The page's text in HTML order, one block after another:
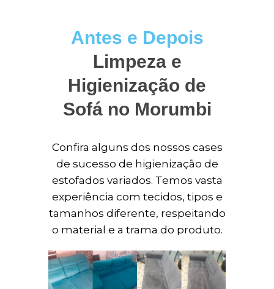
Antes e Depois
Limpeza e
Higienização de
Sofá no Morumbi
Confira alguns dos nossos cases
de sucesso de higienização de
estofados variados. Temos vasta
experiência com tecidos, tipos e
tamanhos diferente, respeitando
o material e a trama do produto.